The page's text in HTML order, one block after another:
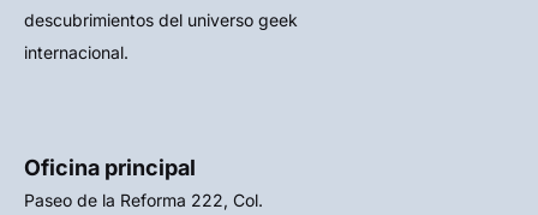
descubrimientos del universo geek
internacional.
Oficina principal
Paseo de la Reforma 222, Col.